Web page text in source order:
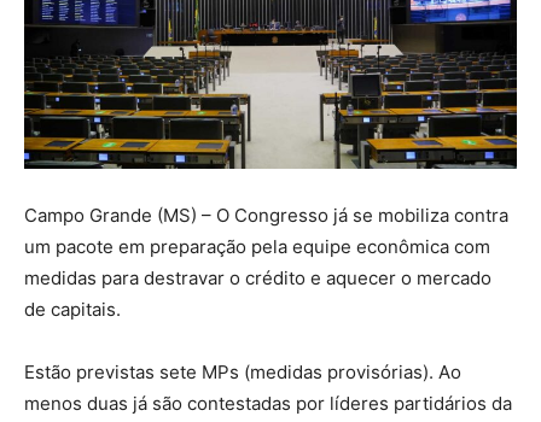
Campo Grande (MS) – O Congresso já se mobiliza contra
um pacote em preparação pela equipe econômica com
medidas para destravar o crédito e aquecer o mercado
de capitais.
Estão previstas sete MPs (medidas provisórias). Ao
menos duas já são contestadas por líderes partidários da